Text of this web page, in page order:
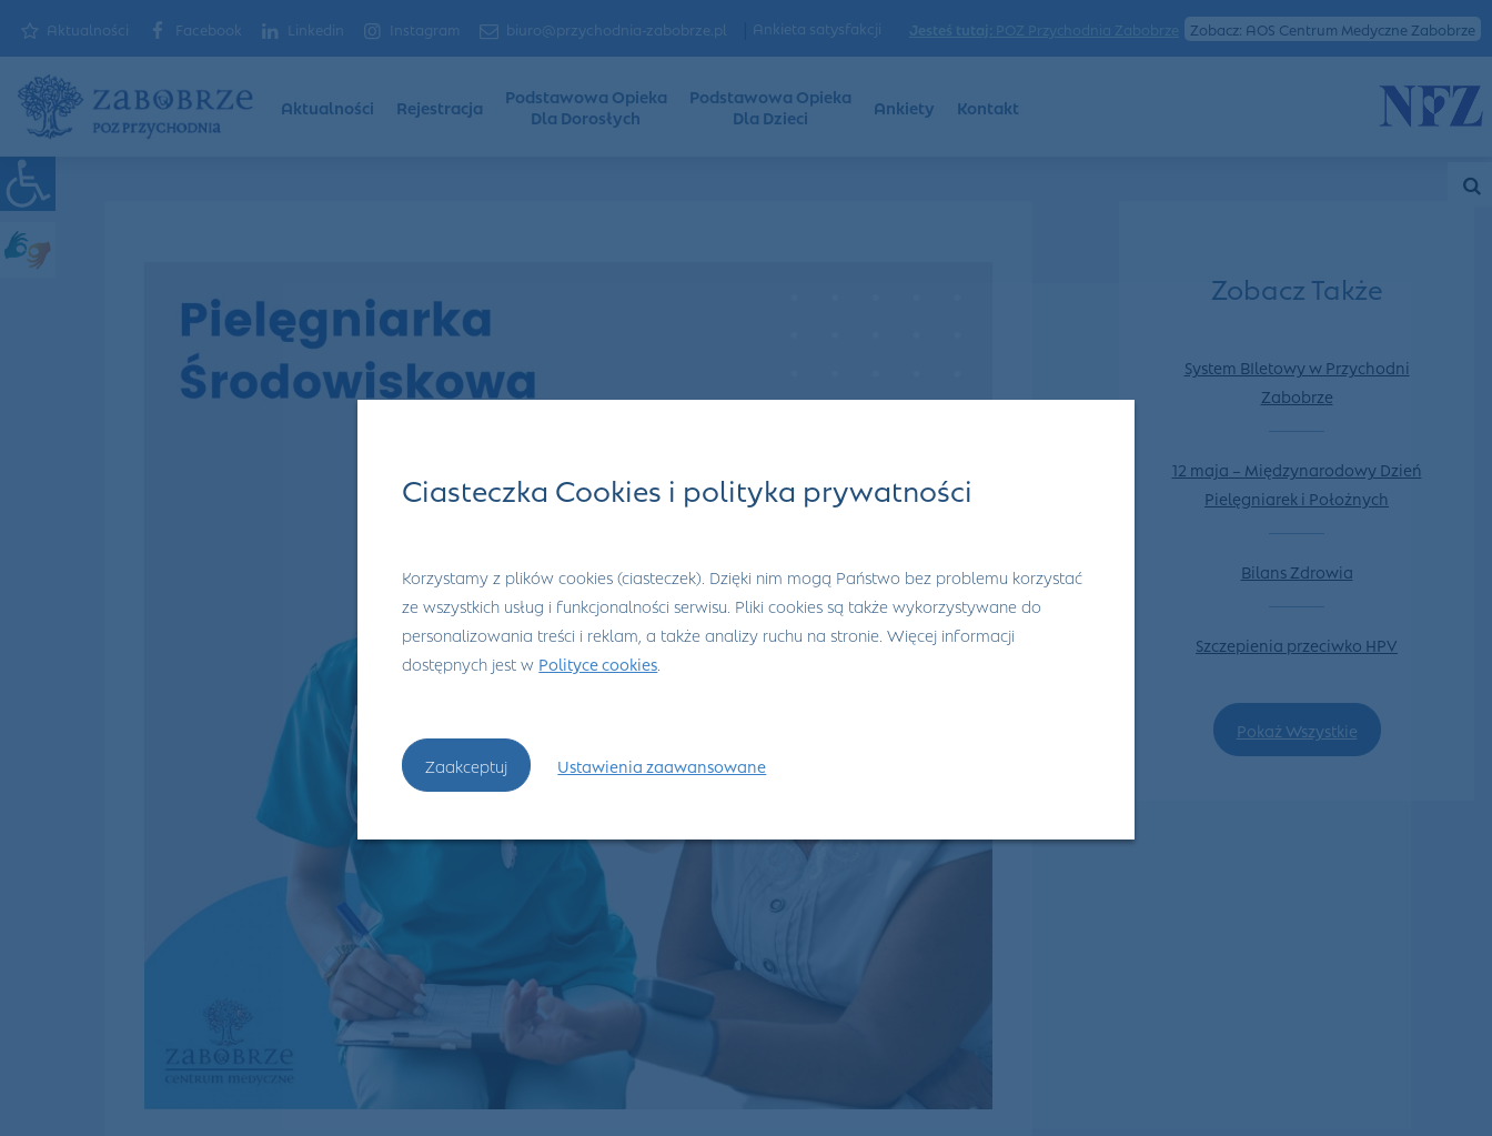
Aktualności Facebook Linkedin Instagram biuro@przychodnia-zabobrze.pl Ankieta satysfakcji Zobacz: AOS Centrum Medyczne Zabobrze
Aktualności Rejestracja
Podstawowa Opieka
Dla Dorosłych
Podstawowa Opieka
Dla Dzieci
Ankiety Kontakt
Zobacz Także
System BIletowy w Przychodni
Zabobrze
12 maja – Międzynarodowy Dzień
Pielęgniarek i Położnych
Bilans Zdrowia
Szczepienia przeciwko HPV
Pokaż Wszystkie
Ciasteczka Cookies i polityka prywatności
Korzystamy z plików cookies (ciasteczek). Dzięki nim mogą Państwo bez problemu korzystać
ze wszystkich usług i funkcjonalności serwisu. Pliki cookies są także wykorzystywane do
personalizowania treści i reklam, a także analizy ruchu na stronie. Więcej informacji
dostępnych jest w Polityce cookies
Zaakceptuj Ustawienia zaawansowane